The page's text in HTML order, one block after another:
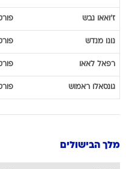
ז'ואאו נבש
נונו מנדש
רפאל לאאו
גונסאלו ראמוש
מלך הבישולים